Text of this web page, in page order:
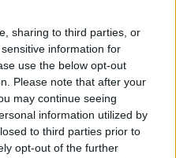
sharing to third parties, or
information for
use the below opt-out
Please note that after your
may continue seeing
information utilized by
to third parties prior to
opt-out of the further